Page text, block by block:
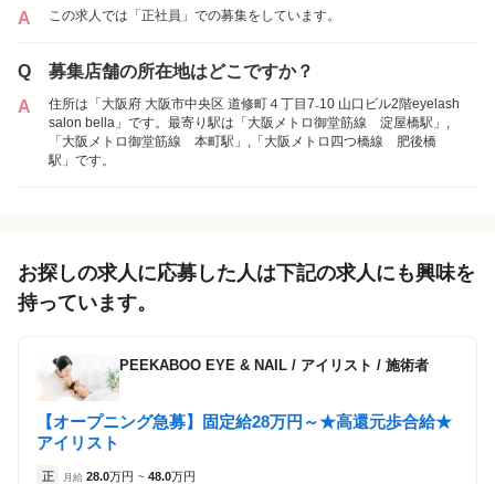
（大阪府大阪市:肥後橋駅 徒歩 6分 / 淀屋橋駅
正社員
A
この求人では「正社員」での募集をしています。
Q
募集店舗の所在地はどこですか？
A
住所は「大阪府 大阪市中央区 道修町４丁目7₋10 山口ビル2階eyelash
salon bella」です。最寄り駅は「大阪メトロ御堂筋線 淀屋橋駅」,
「大阪メトロ御堂筋線 本町駅」,「大阪メトロ四つ橋線 肥後橋
駅」です。
お探しの求人に応募した人は下記の求人にも興味を
持っています。
PEEKABOO EYE & NAIL / アイリスト / 施術者
【オープニング急募】固定給28万円～★高還元歩合給★
アイリスト
正 月給 28.0万円 ~ 48.0万円